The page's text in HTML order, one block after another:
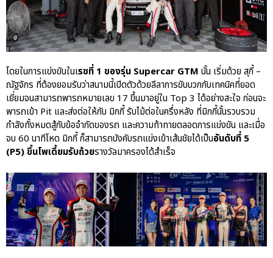
โดยในการแข่งขันในเรซที่ 1 ของรุ่น Supercar GTM นั้น เริ่มด้วย สุกี้ –
ณัฐจักร ที่ต้องยอมรับว่าสนามนี้เปิดตัวด้วยลีลาการขับบวกกับเทคนิคที่ยอด
เยี่ยมจนสามารถพารถหมายเลข 17 ขึ้นมาอยู่ใน Top 3 ได้อย่างสะใจ ก่อนจะ
พารถเข้า Pit และส่งต่อให้กับ มิกกี้ รับไม้ต่อในครึ่งหลัง ที่มิกกี้นั้นรวบรวม
กำลังทั้งหมดสู้กับข้อจำกัดของรถ และความท้าทายตลอดการแข่งขัน และเมื่อ
จบ 60 นาทีโหด มิกกี้ ก็สามารถบังคับรถแข่งเข้าเส้นชัยได้เป็นอันดับที่ 5
(P5) ขึ้นโพเดี้ยมรับถ้วยรางวัลมาครองได้สำเร็จ